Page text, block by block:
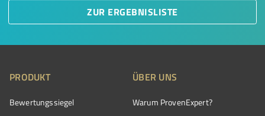
ZUR ERGEBNISLISTE
PRODUKT
Bewertungssiegel
ÜBER UNS
Warum ProvenExpert?